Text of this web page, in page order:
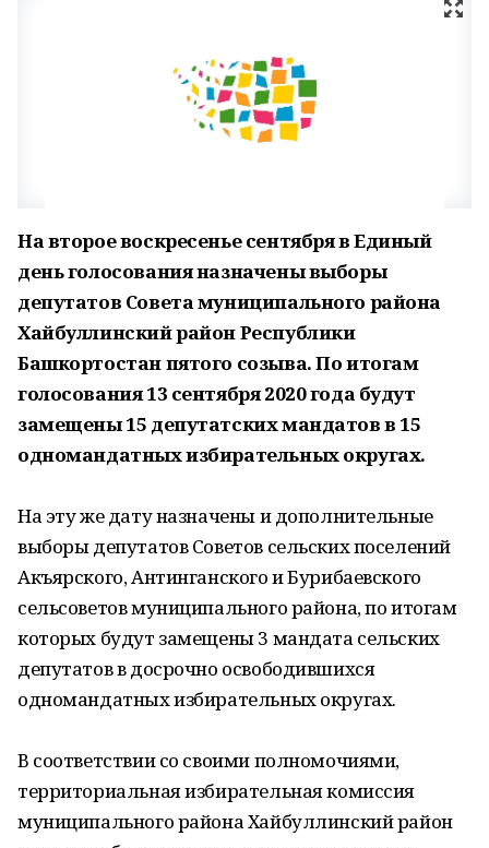
На второе воскресенье сентября в Единый
день голосования назначены выборы
депутатов Совета муниципального района
Хайбуллинский район Республики
Башкортостан пятого созыва. По итогам
голосования 13 сентября 2020 года будут
замещены 15 депутатских мандатов в 15
одномандатных избирательных округах.
На эту же дату назначены и дополнительные
выборы депутатов Советов сельских поселений
Акъярского, Антинганского и Бурибаевского
сельсоветов муниципального района, по итогам
которых будут замещены 3 мандата сельских
депутатов в досрочно освободившихся
одномандатных избирательных округах.
В соответствии со своими полномочиями,
территориальная избирательная комиссия
муниципального района Хайбуллинский район